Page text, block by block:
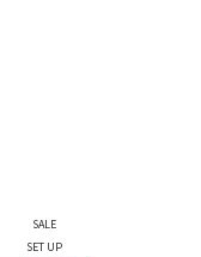
SALE
SET UP